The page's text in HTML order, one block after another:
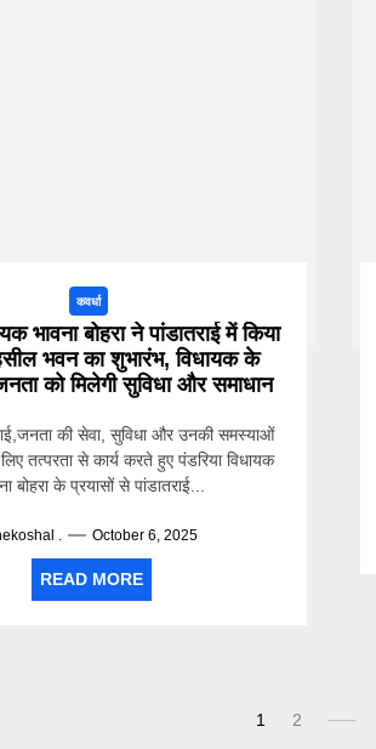
कवर्धा
भावना बोहरा ने पांडातराई में किया
भवन का शुभारंभ, विधायक के
को मिलेगी सुविधा और समाधान
की सेवा, सुविधा और उनकी समस्याओं
तत्परता से कार्य करते हुए पंडरिया विधायक
बोहरा के प्रयासों से पांडातराई...
. October 6, 2025
READ MORE
1 2